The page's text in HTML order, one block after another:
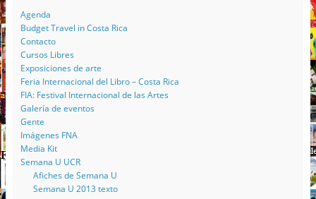
Agenda
Budget Travel in Costa Rica
Contacto
Cursos Libres
Exposiciones de arte
Feria Internacional del Libro – Costa Rica
FIA: Festival Internacional de las Artes
Galería de eventos
Gente
Imágenes FNA
Media Kit
Semana U UCR
Afiches de Semana U
Semana U 2013 texto